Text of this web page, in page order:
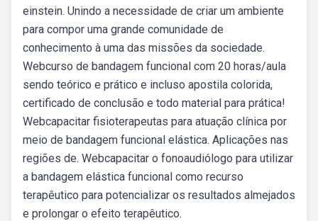
einstein. Unindo a necessidade de criar um ambiente
para compor uma grande comunidade de
conhecimento à uma das missões da sociedade.
Webcurso de bandagem funcional com 20 horas/aula
sendo teórico e prático e incluso apostila colorida,
certificado de conclusão e todo material para prática!
Webcapacitar fisioterapeutas para atuação clínica por
meio de bandagem funcional elástica. Aplicações nas
regiões de. Webcapacitar o fonoaudiólogo para utilizar
a bandagem elástica funcional como recurso
terapêutico para potencializar os resultados almejados
e prolongar o efeito terapêutico.